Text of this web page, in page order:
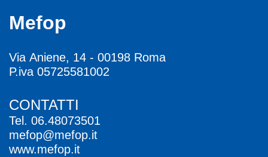
Mefop
Via Aniene, 14 - 00198 Roma
P.iva 05725581002
CONTATTI
Tel. 06.48073501
mefop@mefop.it
www.mefop.it